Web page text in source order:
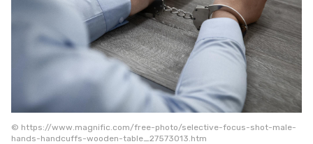
© https://www.magnific.com/free-photo/selective-focus-shot-male-
hands-handcuffs-wooden-table_27573013.htm